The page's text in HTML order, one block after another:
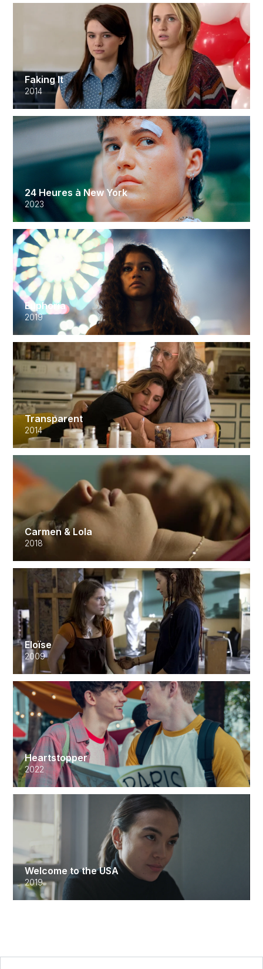
Faking It
2014
24 Heures à New York
2023
Euphoria
2019
Transparent
2014
Carmen & Lola
2018
Eloïse
2009
Heartstopper
2022
Welcome to the USA
2019